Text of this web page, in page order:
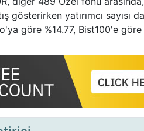
gösterirken yatırımcı
göre %14.77, Bist100'e